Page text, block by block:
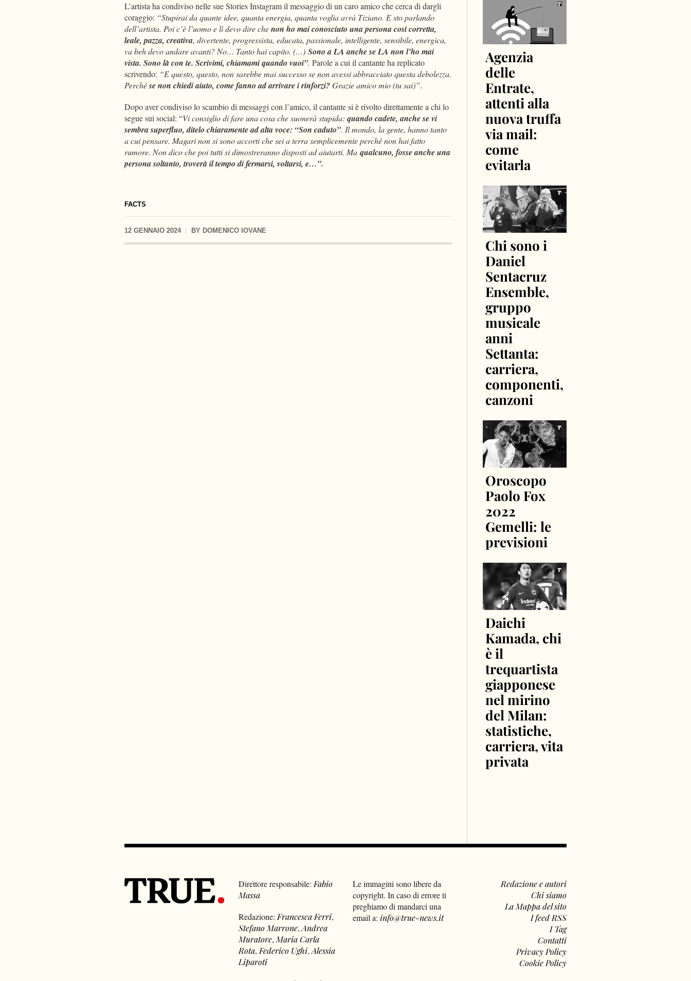
FACTS
12 GENNAIO 2024 BY DOMENICO IOVANE
L’artista ha condiviso nelle sue Stories Instagram il messaggio di un caro amico che cerca di dargli
coraggio: “Stupirai da quante idee, quanta energia, quanta voglia avrà Tiziano. E sto parlando
dell’artista. Poi c’è l’uomo e lì devo dire chenon ho mai conosciuto una persona così corretta,
leale, pazza, creativa, divertente, progressista, educata, passionale, intelligente, sensibile, energica,
va beh devo andare avanti? No… Tanto hai capito. (…) Sono a LA anche se LA non l’ho mai
vista. Sono là con te. Scrivimi, chiamami quando vuoi”. Parole a cui il cantante ha replicato
scrivendo: “E questo, questo, non sarebbe mai successo se non avessi abbracciato questa debolezza.
Perchése non chiedi aiuto, come fanno ad arrivare i rinforzi?Grazie amico mio (tu sai)”.
Dopo aver condiviso lo scambio di messaggi con l’amico, il cantante si è rivolto direttamente a chi lo
segue sui social: “Vi consiglio di fare una cosa che suonerà stupida: quando cadete, anche se vi
sembra superfluo, ditelo chiaramente ad alta voce: “Son caduto”. Il mondo, la gente, hanno tanto
a cui pensare. Magari non si sono accorti che sei a terra semplicemente perché non hai fatto
rumore. Non dico che poi tutti si dimostreranno disposti ad aiutarti. Ma qualcuno, fosse anche una
persona soltanto, troverà il tempo di fermarsi, voltarsi, e…”.
Agenzia
delle
Entrate,
attenti alla
nuova truffa
via mail:
come
evitarla
Chi sono i
Daniel
Sentacruz
Ensemble,
gruppo
musicale
anni
Settanta:
carriera,
componenti,
canzoni
Oroscopo
Paolo Fox
2022
Gemelli: le
previsioni
Daichi
Kamada, chi
è il
trequartista
giapponese
nel mirino
del Milan:
statistiche,
carriera, vita
privata
Direttore responsabile: Fabio
Massa
Redazione: Francesca Ferri,
Stefano Marrone,Andrea
Muratore, Maria Carla
Rota, Federico Ughi,Alessia
Liparoti
Le immagini sono libere da
copyright. In caso di errore ti
preghiamo di mandarci una
email a: info@true-news.it
Redazione e autori
Chi siamo
La Mappa del sito
I feed RSS
I Tag
Contatti
Privacy Policy
Cookie Policy